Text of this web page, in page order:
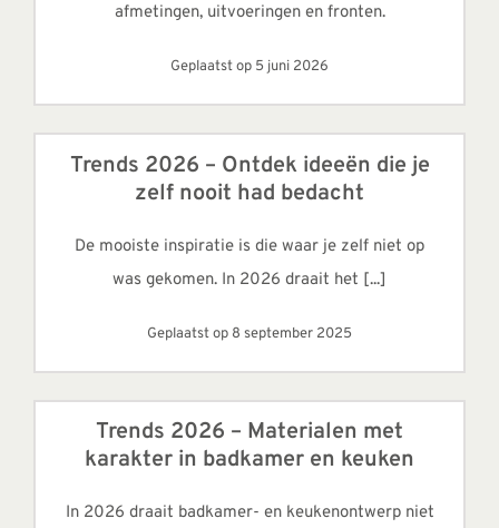
afmetingen, uitvoeringen en fronten.
Geplaatst op 5 juni 2026
Trends 2026 – Ontdek ideeën die je
zelf nooit had bedacht
De mooiste inspiratie is die waar je zelf niet op
was gekomen. In 2026 draait het [...]
Geplaatst op 8 september 2025
Trends 2026 – Materialen met
karakter in badkamer en keuken
In 2026 draait badkamer- en keukenontwerp niet